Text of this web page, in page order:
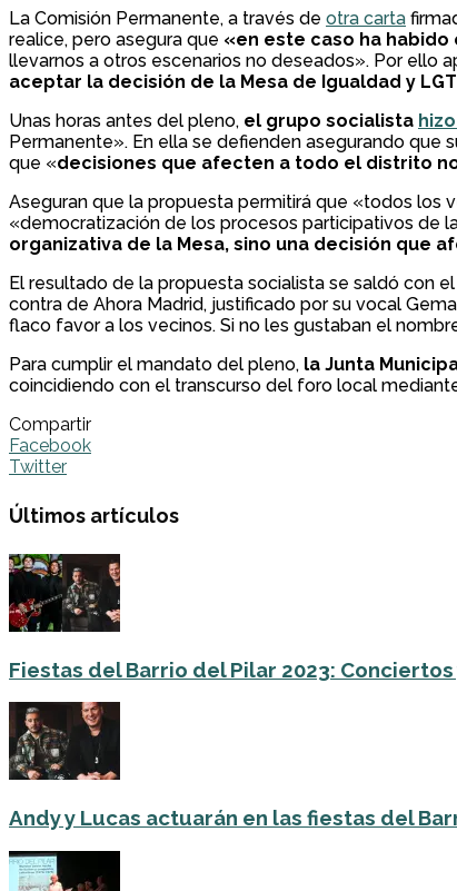
La Comisión Permanente, a través de otra carta
realice, pero asegura que «en este caso ha
llevarnos a otros escenarios no deseados». Por ello
aceptar la decisión de la Mesa de Igualdad y
Unas horas antes del pleno, el grupo socialista
Permanente». En ella se defienden asegurando que
que «decisiones que afecten a todo el distrito
Aseguran que la propuesta permitirá que «todos los
«democratización de los procesos participativos de
organizativa de la Mesa, sino una decisión que
El resultado de la propuesta socialista se saldó con el
contra de Ahora Madrid, justificado por su vocal
flaco favor a los vecinos. Si no les gustaban el
Para cumplir el mandato del pleno, la Junta
coincidiendo con el transcurso del foro local
Compartir
Facebook
Twitter
Últimos artículos
Fiestas del Barrio del Pilar 2023:
Andy y Lucas actuarán en las fiestas del